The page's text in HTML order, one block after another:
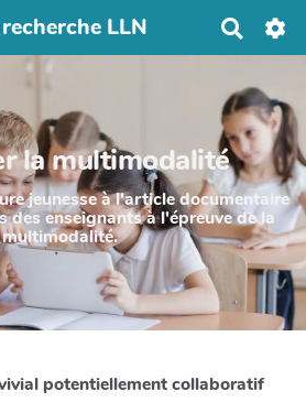
LLN
h
e
r
c
h
e
r
la multimodalité
jeunesse à l'article documentaire
des enseignants à l'épreuve de la
multimodalité.
potentiellement collaboratif